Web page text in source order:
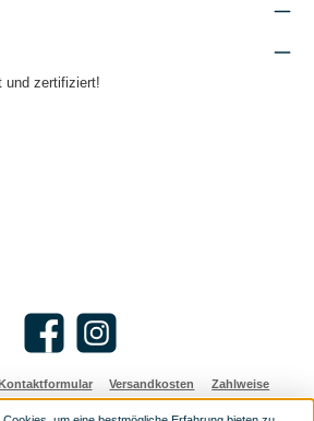
und zertifiziert!
Facebook Instagram
Kontaktformular Versandkosten Zahlweise